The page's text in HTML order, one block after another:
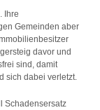
Ihre
Gemeinden aber
davor und
sind, damit
sich dabei verletzt.
Schadensersatz